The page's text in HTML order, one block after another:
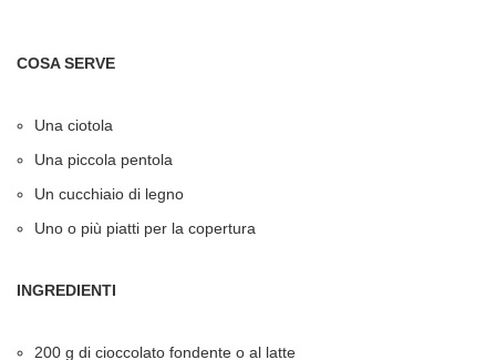
COSA SERVE
Una ciotola
Una piccola pentola
Un cucchiaio di legno
Uno o più piatti per la copertura
INGREDIENTI
200 g di cioccolato fondente o al latte